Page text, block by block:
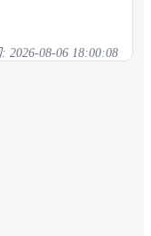
: 2026-08-06 18:00:08